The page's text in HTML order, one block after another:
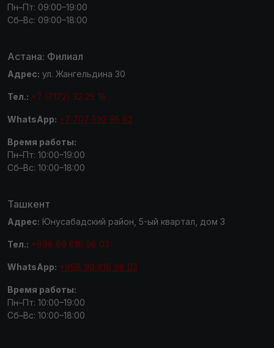
Пн–Пт: 09:00–19:00
Сб–Вс: 09:00–18:00
Астана: Филиал
Адрес: ул. Жангельдина 30
Тел.: +7 (7172) 32 25 18
WhatsApp: +7 707 592 95 62
Время работы:
Пн–Пт: 10:00–19:00
Сб–Вс: 10:00–18:00
Ташкент
Адрес: Юнусабадский район, 5-ый квартал, дом 3
Тел.: +998 99 816 98 03
WhatsApp: +998 99 816 98 03
Время работы:
Пн–Пт: 10:00–19:00
Сб–Вс: 10:00–18:00